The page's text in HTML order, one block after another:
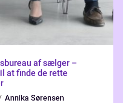
af sælger –
at finde de rette
Annika Sørensen